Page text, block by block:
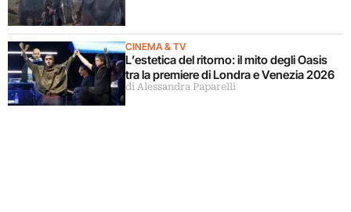
CINEMA & TV
L’estetica del ritorno: il mito degli Oasis
tra la premiere di Londra e Venezia 2026
di Alessandra Paparelli